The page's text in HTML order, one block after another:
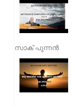
സാക് പുന്നൻ